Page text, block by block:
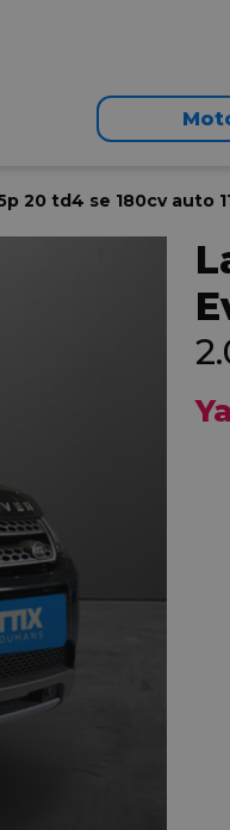
20 td4 se 180cv auto